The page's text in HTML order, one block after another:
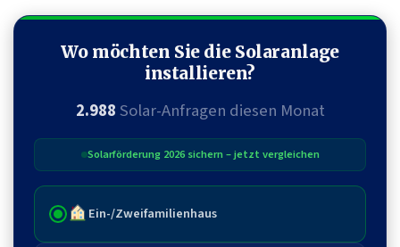
Wo möchten Sie die Solaranlage
installieren?
2.988Solar-Anfragen diesen Monat
Solarförderung 2026 sichern – jetzt vergleichen
Ein-/Zweifamilienhaus